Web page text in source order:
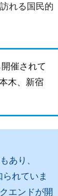
れる国民的
催されて
木、新宿
あり、
れていま
エンドが開